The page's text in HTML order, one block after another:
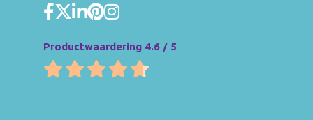
Productwaardering 4.6 / 5